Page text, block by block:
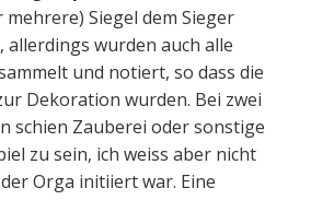
Siegel dem Sieger
wurden auch alle
und notiert, so dass die
Dekoration wurden. Bei zwei
schien Zauberei oder sonstige
zu sein, ich weiss aber nicht
Orga initiiert war. Eine